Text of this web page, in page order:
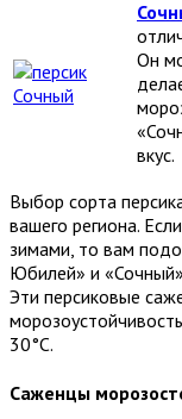
Он
вкус.
Выбор сорта
вашего региона.
зимами, то вам
Юбилей» и
Эти персиковые
30°C.
Саженцы